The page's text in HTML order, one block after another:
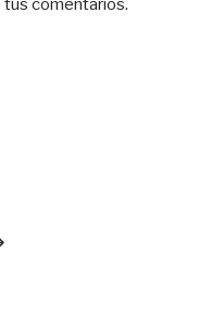
comentarios.